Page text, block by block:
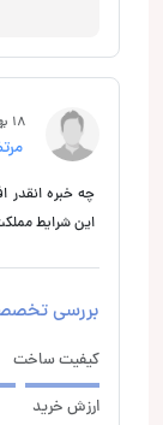
18 بهمن 1404
چه خبره انقدر
این شرایط
بررسی
کیفیت ساخت
ارزش خرید